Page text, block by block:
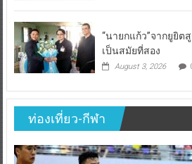
“นายกแก้ว”จากยูยิ
เป็นสมัยที่สอง
August 3, 2026
ท่องเที่ยว-กีฬา